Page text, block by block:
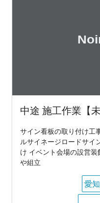
中途 施工作業【
サイン看板の取り付け工
ルサイネージロードサイ
け イベント会場の設営
や組立
愛